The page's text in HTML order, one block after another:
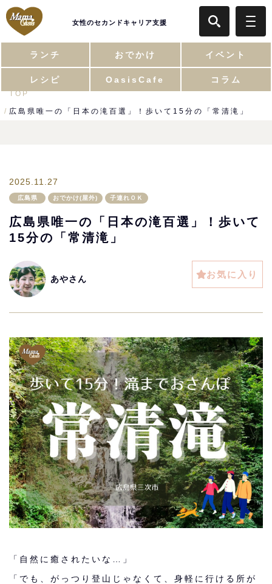
女性のセカンドキャリア支援
ランチ おでかけ イベント
レシピ OasisCafe コラム
TOP
広島県唯一の「日本の滝百選」！歩いて15分の「常清滝」
2025.11.27
広島県 おでかけ(屋外) 子連れＯＫ
広島県唯一の「日本の滝百選」！歩いて
15分の「常清滝」
あやさん お気に入り
「自然に癒されたいな…」
「でも、がっつり登山じゃなくて、身軽に行ける所が